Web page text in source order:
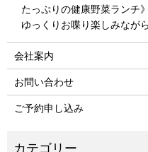
たっぷりの健康野菜ランチ
ゆっくりお喋り楽しみなが
会社案内
お問い合わせ
ご予約申し込み